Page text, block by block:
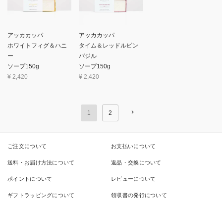
アッカカッパ
ホワイトフィグ＆ハニ
ー
ソープ150g
¥ 2,420
アッカカッパ
タイム＆レッドルビン
バジル
ソープ150g
¥ 2,420
1 2
ご注文について お支払いについて
送料・お届け方法について 返品・交換について
ポイントについて レビューについて
ギフトラッピングについて 領収書の発行について